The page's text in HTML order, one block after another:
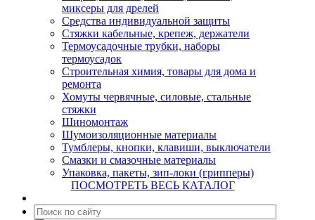
миксеры для дрелей
Средства индивидуальной защиты
Стяжки кабельные, крепеж, держатели
Термоусадочные трубки, наборы
термоусадок
Строительная химия, товары для дома и
ремонта
Хомуты червячные, силовые, стальные
стяжки
Шиномонтаж
Шумоизоляционные материалы
Тумблеры, кнопки, клавиши, выключатели
Смазки и смазочные материалы
Упаковка, пакеты, зип-локи (грипперы)
ПОСМОТРЕТЬ ВЕСЬ КАТАЛОГ